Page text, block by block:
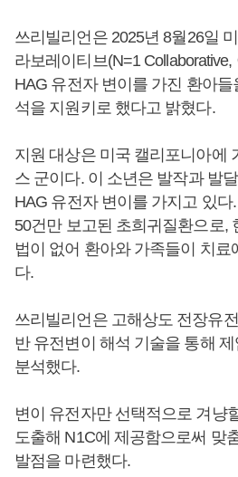
쓰리빌리언은 2025년 8월26일
라보레이티브(N=1
HAG 유전자 변이를 가진 환아
석을 지원키로 했다고 밝혔다.
지원 대상은 미국 캘리포니아에
스 군이다. 이 소년은 발작과 발
HAG 유전자 변이를 가지고 있
50건만 보고된 초희귀질환으로,
법이 없어 환아와 가족들이 치료
다.
쓰리빌리언은 고해상도 전장유
반 유전변이 해석 기술을 통해
분석했다.
변이 유전자만 선택적으로 겨냥
도출해 N1C에 제공함으로써 맞
발점을 마련했다.